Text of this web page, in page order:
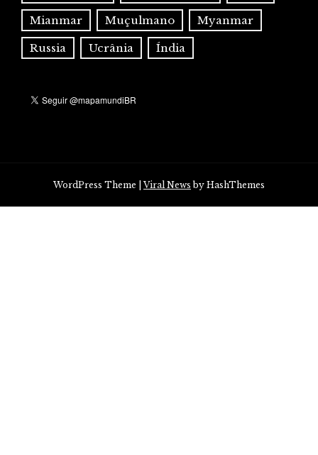
Mianmar Muçulmano Myanmar
Russia Ucrânia Índia
WordPress Theme |Viral News by HashThemes